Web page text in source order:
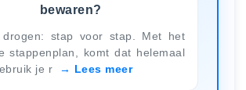
bewaren?
drogen: stap voor stap. Met het
stappenplan, komt dat helemaal
je r
Lees meer